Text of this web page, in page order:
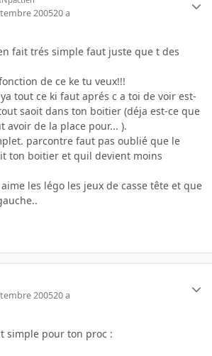
200520 a
fait trés simple faut juste que t des
de ce ke tu veux!!!
tout ce ki faut aprés c a toi de voir est-
saoit dans ton boitier (déja est-ce que
avoir de la place pour... ).
parcontre faut pas oublié que le
ton boitier et quil devient moins
les légo les jeux de casse tête et que
200520 a
simple pour ton proc :